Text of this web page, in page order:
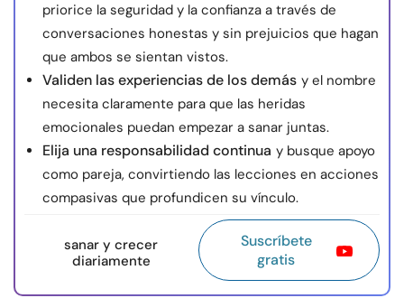
priorice la seguridad y la confianza a través de
conversaciones honestas y sin prejuicios que hagan
que ambos se sientan vistos.
Validen las experiencias de los demás y el nombre
necesita claramente para que las heridas
emocionales puedan empezar a sanar juntas.
Elija una responsabilidad continua y busque apoyo
como pareja, convirtiendo las lecciones en acciones
compasivas que profundicen su vínculo.
sanar y crecer
diariamente
Suscríbete
gratis